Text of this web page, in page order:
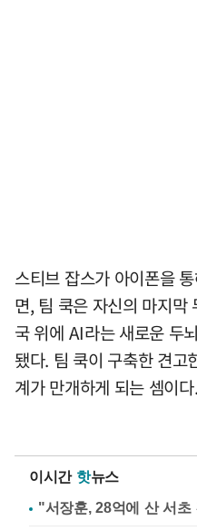
스티브 잡스가 아이폰을
면, 팀 쿡은 자신의 마지막
국 위에 AI라는 새로운 두
됐다. 팀 쿡이 구축한 견고
계가 만개하게 되는 셈이다.
이시간 핫뉴스
"서장훈, 28억에 산 서